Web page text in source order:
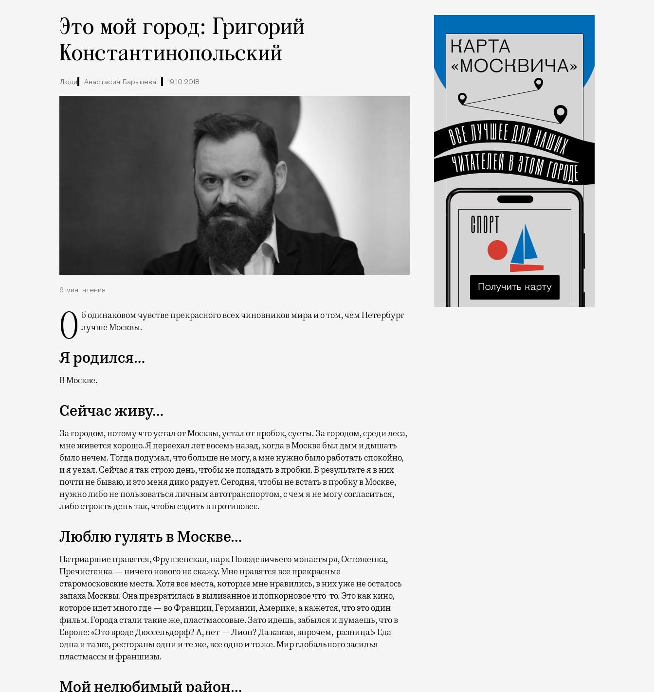
Это мой город: Григорий
Константинопольский
Люди Анастасия Барышева 19.10.2018
6 мин. чтения
Об одинаковом чувстве прекрасного всех чиновников мира и о том, чем Петербург лучше Москвы.
Я родился…
В Москве.
Сейчас живу…
За городом, потому что устал от Москвы, устал от пробок, суеты. За городом, среди леса,
мне живется хорошо. Я переехал лет восемь назад, когда в Москве был дым и дышать
было нечем. Тогда подумал, что больше не могу, а мне нужно было работать спокойно,
и я уехал. Сейчас я так строю день, чтобы не попадать в пробки. В результате я в них
почти не бываю, и это меня дико радует. Сегодня, чтобы не встать в пробку в Москве,
нужно либо не пользоваться личным автотранспортом, с чем я не могу согласиться,
либо строить день так, чтобы ездить в противовес.
Люблю гулять в Москве…
Патриаршие нравятся, Фрунзенская, парк Новодевичьего монастыря, Остоженка,
Пречистенка — ничего нового не скажу. Мне нравятся все прекрасные
старомосковские места. Хотя все места, которые мне нравились, в них уже не осталось
запаха Москвы. Она превратилась в вылизанное и попкорновое что-то. Это как кино,
которое идет много где — во Франции, Германии, Америке, а кажется, что это один
фильм. Города стали такие же, пластмассовые. Зато идешь, забылся и думаешь, что в
Европе: «Это вроде Дюссельдорф? А, нет — Лион? Да какая, впрочем, разница!» Еда
одна и та же, рестораны одни и те же, все одно и то же. Мир глобального засилья
пластмассы и франшизы.
Мой нелюбимый район…